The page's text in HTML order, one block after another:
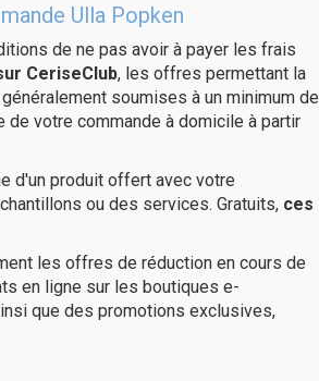
Ulla Popken
de ne pas avoir à payer les frais
CeriseClub, les offres permettant la
soumises à un minimum de
votre commande à domicile à partir
d'un produit offert avec votre
ou des services. Gratuits, ces
les offres de réduction en cours de
en ligne sur les boutiques e-
que des promotions exclusives,